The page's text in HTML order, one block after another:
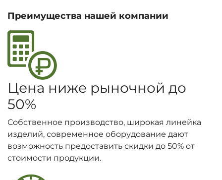
Преимущества нашей компании
Цена ниже рыночной до
50%
Собственное производство, широкая линейка
изделий, современное оборудование дают
возможность предоставить скидки до 50% от
стоимости продукции.